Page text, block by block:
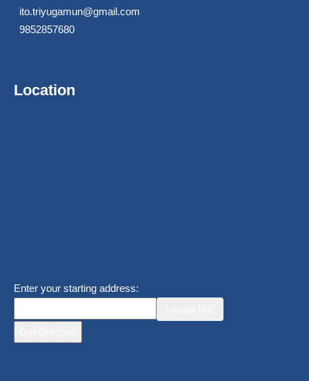
ito.triyugamun@gmail.com
9852857680
Location
Enter your starting address: